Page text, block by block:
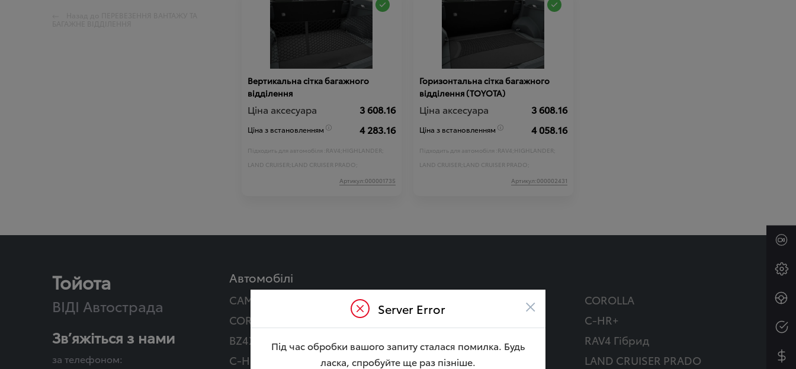
Вертикальна сітка багажного
відділення
Ціна аксесуара 3 608.16
Ціна з встановленням 4 283.16
Підходить для автомобіля :RAV4;HIGHLANDER;
LAND CRUISER;LAND CRUISER PRADO;
Артикул:000001735
Горизонтальна сітка багажного
відділення (TOYOTA)
Ціна аксесуара 3 608.16
Ціна з встановленням 4 058.16
Підходить для автомобіля :RAV4;HIGHLANDER;
LAND CRUISER;LAND CRUISER PRADO;
Артикул:000002431
Тойота
ВІДІ Автострада
Зв’яжіться з нами
за телефоном:
Автомобілі
CAMRY
COROLLA
COROLLA Гібрид
C-HR+
BZ4X Touring
YARIS CROSS Гібрид
RAV4 Гібрид
C-HR Гібрид
COROLLA CROSS Гібрид
LAND CRUISER PRADO
Server Error ×
Під час обробки вашого запиту сталася помилка. Будь
ласка, спробуйте ще раз пізніше.